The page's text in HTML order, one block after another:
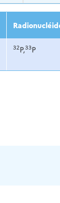
32P,33P